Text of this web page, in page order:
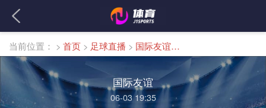
当前位置： > 首页 > 足球直播 > 国际友谊直播
国际友谊
06-03 19:35